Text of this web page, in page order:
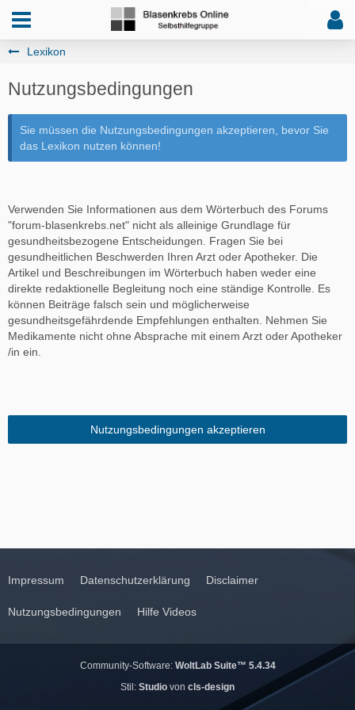
Lexikon
Nutzungsbedingungen
Sie müssen die Nutzungsbedingungen akzeptieren, bevor Sie
das Lexikon nutzen können!
Verwenden Sie Informationen aus dem Wörterbuch des Forums
"forum-blasenkrebs.net" nicht als alleinige Grundlage für
gesundheitsbezogene Entscheidungen. Fragen Sie bei
gesundheitlichen Beschwerden Ihren Arzt oder Apotheker. Die
Artikel und Beschreibungen im Wörterbuch haben weder eine
direkte redaktionelle Begleitung noch eine ständige Kontrolle. Es
können Beiträge falsch sein und möglicherweise
gesundheitsgefährdende Empfehlungen enthalten. Nehmen Sie
Medikamente nicht ohne Absprache mit einem Arzt oder Apotheker
/in ein.
Impressum Datenschutzerklärung Disclaimer
Nutzungsbedingungen Hilfe Videos
Community-Software: WoltLab Suite™ 5.4.34
Stil: Studio von cls-design